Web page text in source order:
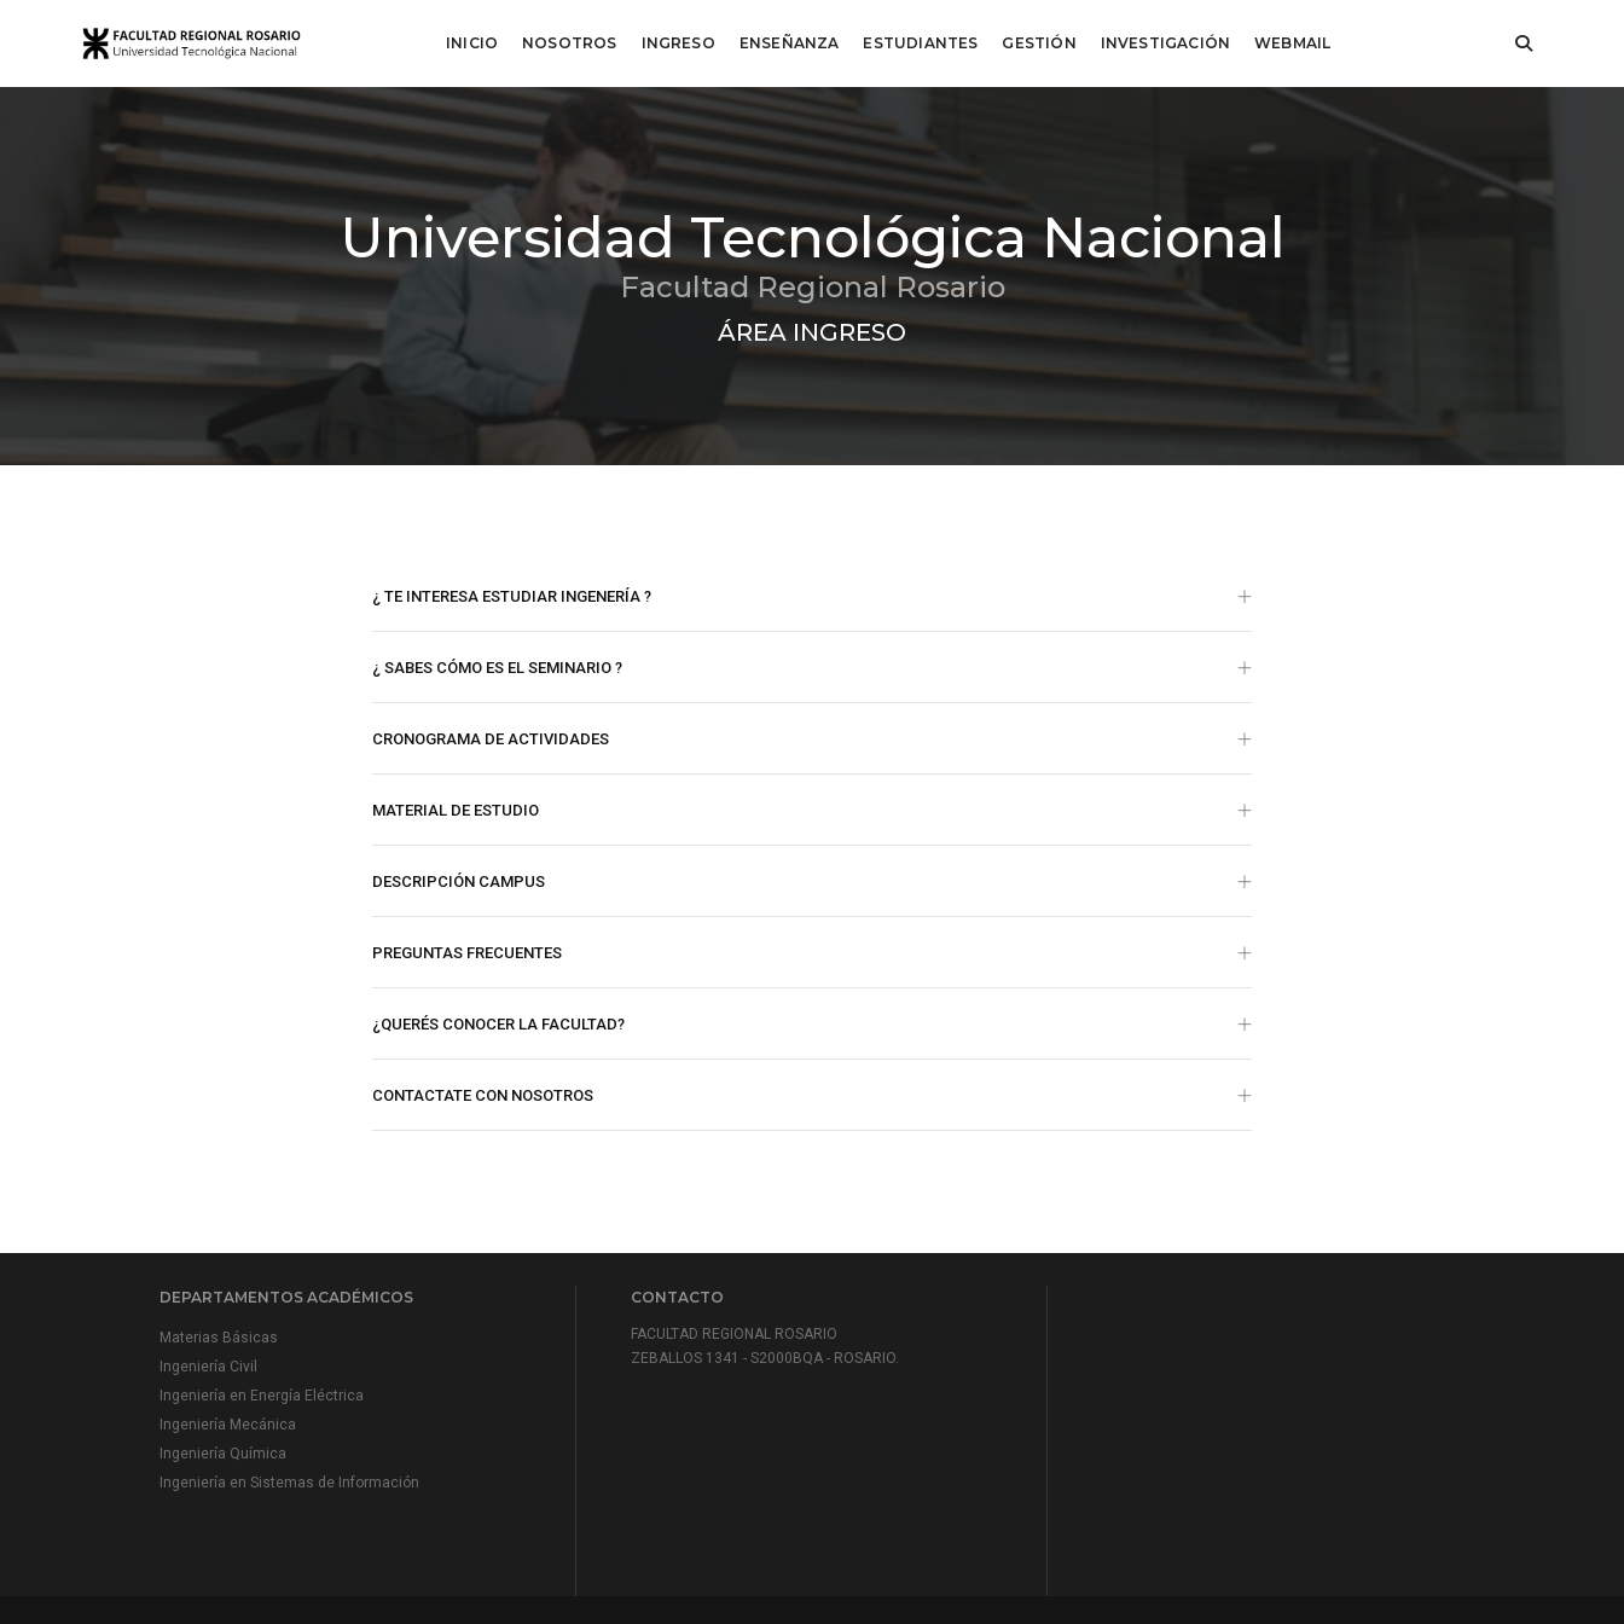
INICIO NOSOTROS INGRESO ENSEÑANZA ESTUDIANTES GESTIÓN INVESTIGACIÓN WEBMAIL
Universidad Tecnológica Nacional
Facultad Regional Rosario
ÁREA INGRESO
¿ TE INTERESA ESTUDIAR INGENERÍA ?
¿ SABES CÓMO ES EL SEMINARIO ?
CRONOGRAMA DE ACTIVIDADES
MATERIAL DE ESTUDIO
DESCRIPCIÓN CAMPUS
PREGUNTAS FRECUENTES
¿QUERÉS CONOCER LA FACULTAD?
CONTACTATE CON NOSOTROS
DEPARTAMENTOS ACADÉMICOS
Materias Básicas
Ingeniería Civil
Ingeniería en Energía Eléctrica
Ingeniería Mecánica
Ingeniería Química
Ingeniería en Sistemas de Información
CONTACTO
FACULTAD REGIONAL ROSARIO
ZEBALLOS 1341 - S2000BQA - ROSARIO.